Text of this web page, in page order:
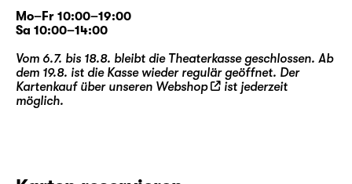
Mo–Fr 10:00–19:00
Sa 10:00–14:00
Vom 6.7. bis 18.8. bleibt die Theaterkasse geschlossen. Ab
dem 19.8. ist die Kasse wieder regulär geöffnet. Der
Kartenkauf über unseren Webshop
ist jederzeit
möglich.